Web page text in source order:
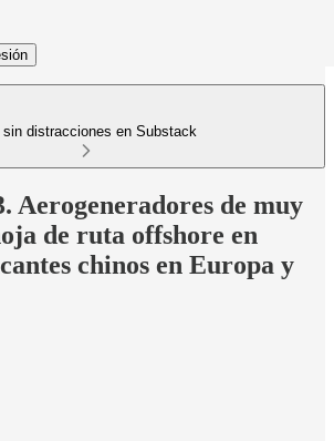
sin distracciones en Substack
Aerogeneradores de muy
de ruta offshore en
chinos en Europa y